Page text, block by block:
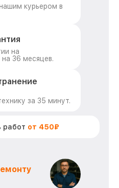
курьером в
на
36 месяцев.
за 35 минут.
работ от 450₽